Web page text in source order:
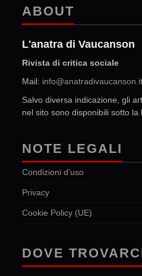
ABOUT
L'anatra di Vaucanson
Rivista di critica sociale
Mail: info@anatradivaucanson.it
Salvo diversa indicazione, gli
nel sito sono disponibili sotto
NOTE LEGALI
Condizioni d’uso
Privacy
Cookie Policy (UE)
DOVE